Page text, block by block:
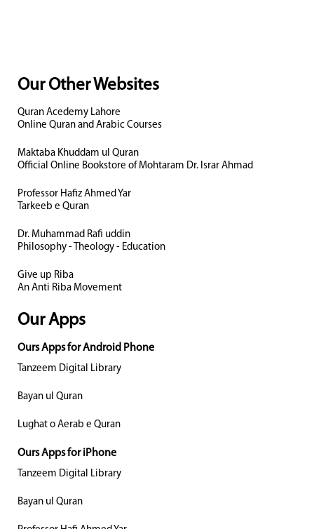
Our Other Websites
Quran Acedemy Lahore
Online Quran and Arabic Courses
Maktaba Khuddam ul Quran
Official Online Bookstore of Mohtaram Dr. Israr Ahmad
Professor Hafiz Ahmed Yar
Tarkeeb e Quran
Dr. Muhammad Rafi uddin
Philosophy - Theology - Education
Give up Riba
An Anti Riba Movement
Our Apps
Ours Apps for Android Phone
Tanzeem Digital Library
Bayan ul Quran
Lughat o Aerab e Quran
Ours Apps for iPhone
Tanzeem Digital Library
Bayan ul Quran